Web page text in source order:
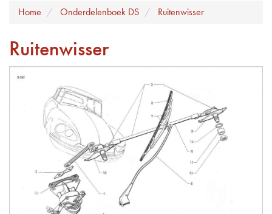
Home Onderdelenboek DS Ruitenwisser
Ruitenwisser